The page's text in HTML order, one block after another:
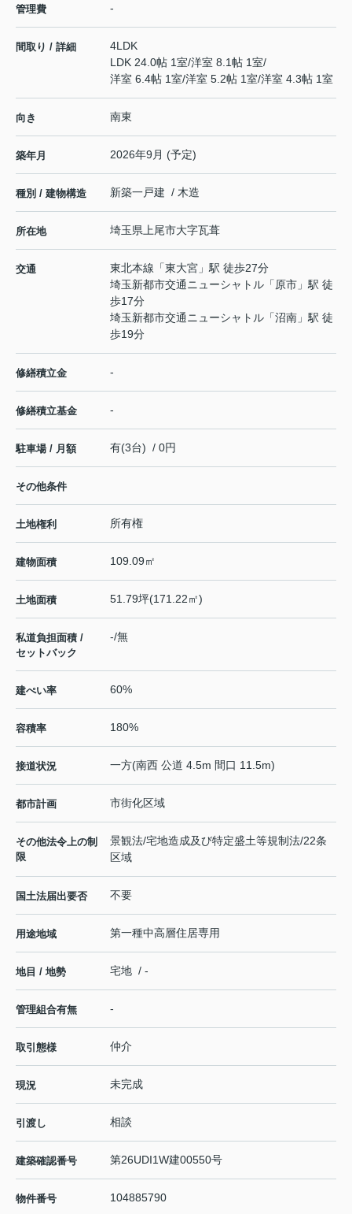
管理費 -
間取り / 詳細
4LDK
LDK 24.0帖 1室/洋室 8.1帖 1室/
洋室 6.4帖 1室/洋室 5.2帖 1室/洋室 4.3帖 1室
向き 南東
築年月 2026年9月 (予定)
種別 / 建物構造 新築一戸建 / 木造
所在地 埼玉県 上尾市大字瓦葺
交通 東北本線 「東大宮 」駅 徒歩27分
埼玉新都市交通ニューシャトル 「 原市 」駅 徒
歩17分
埼玉新都市交通ニューシャトル 「沼南 」駅 徒
歩19分
修繕積立金 -
修繕積立基金 -
駐車場 / 月額 有(3台) / 0円
その他条件
土地権利 所有権
建物面積 109.09㎡
土地面積 51.79坪(171.22㎡)
私道負担面積 /
セットバック
-/無
建ぺい率 60%
容積率 180%
接道状況 一方(南西 公道 4.5m 間口 11.5m)
都市計画 市街化区域
その他法令上の制
限
景観法/宅地造成及び特定盛土等規制法/22条
区域
国土法届出要否 不要
用途地域 第一種中高層住居専用
地目 / 地勢 宅地 / -
管理組合有無 -
取引態様 仲介
現況 未完成
引渡し 相談
建築確認番号 第26UDI1W建00550号
物件番号 104885790